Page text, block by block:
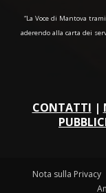
“La Voce di Mantova
aderendo alla carta dei
CONTATTI |
Nota sulla Privacy